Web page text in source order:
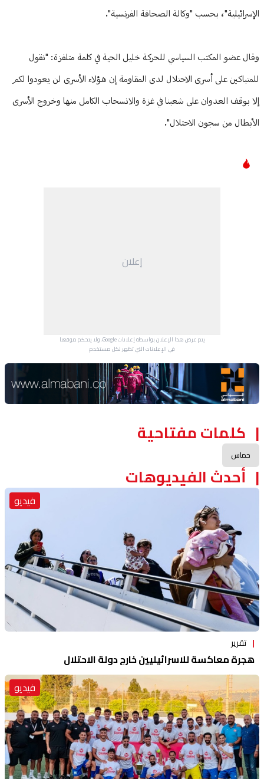
الإسرائيلية"، بحسب "وكالة الصحافة الفرنسية".
وقال عضو المكتب السياسي للحركة خليل الحية في كلمة متلفزة: "نقول
للمتباكين على أسرى الاحتلال لدى المقاومة إن هؤلاء الأسرى لن يعودوا لكم
إلا بوقف العدوان على شعبنا في غزة والانسحاب الكامل منها وخروج الأسرى
الأبطال من سجون الاحتلال".
إعلان
يتم عرض هذا الإعلان بواسطة إعلانات Google، ولا يتحكم موقعنا
في الإعلانات التي تظهر لكل مستخدم.
Advertisement Section
كلمات مفتاحية
حماس
أحدث الفيديوهات
فيديو
تقرير
هجرة معاكسة للاسرائيليين خارج دولة الاحتلال
فيديو